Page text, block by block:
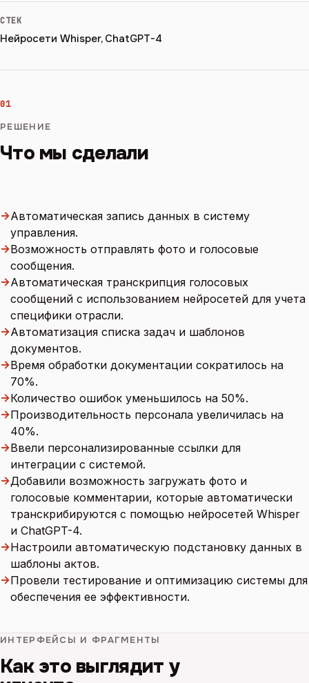
СТЕК
Нейросети Whisper, ChatGPT-4
01
РЕШЕНИЕ
Что мы сделали
→Автоматическая запись данных в систему
управления.
→Возможность отправлять фото и голосовые
сообщения.
→Автоматическая транскрипция голосовых
сообщений с использованием нейросетей для учета
специфики отрасли.
→Автоматизация списка задач и шаблонов
документов.
→Время обработки документации сократилось на
70%.
→Количество ошибок уменьшилось на 50%.
→Производительность персонала увеличилась на
40%.
→Ввели персонализированные ссылки для
интеграции с системой.
→Добавили возможность загружать фото и
голосовые комментарии, которые автоматически
транскрибируются с помощью нейросетей Whisper
и ChatGPT-4.
→Настроили автоматическую подстановку данных в
шаблоны актов.
→Провели тестирование и оптимизацию системы для
обеспечения ее эффективности.
ИНТЕРФЕЙСЫ И ФРАГМЕНТЫ
Как это выглядит у